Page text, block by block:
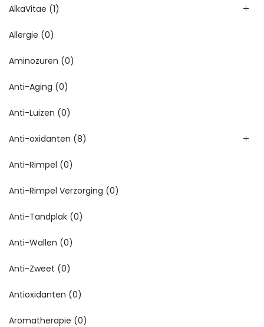
AlkaVitae (1)
Allergie (0)
Aminozuren (0)
Anti-Aging (0)
Anti-Luizen (0)
Anti-oxidanten (8)
Anti-Rimpel (0)
Anti-Rimpel Verzorging (0)
Anti-Tandplak (0)
Anti-Wallen (0)
Anti-Zweet (0)
Antioxidanten (0)
Aromatherapie (0)